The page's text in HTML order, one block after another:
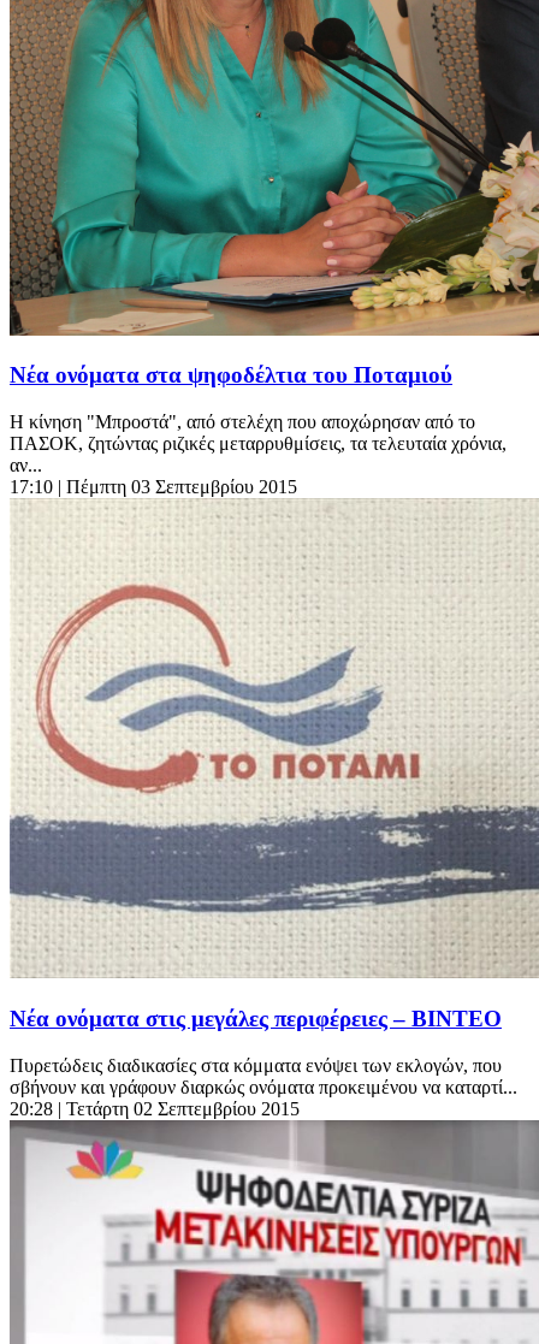
Νέα ονόματα στα ψηφοδέλτια του Ποταμιού
Η κίνηση "Μπροστά", από στελέχη που αποχώρησαν από το
ΠΑΣΟΚ, ζητώντας ριζικές μεταρρυθμίσεις, τα τελευταία χρόνια,
αν...
17:10 | Πέμπτη 03 Σεπτεμβρίου 2015
Νέα ονόματα στις μεγάλες περιφέρειες – ΒΙΝΤΕΟ
Πυρετώδεις διαδικασίες στα κόμματα ενόψει των εκλογών, που
σβήνουν και γράφουν διαρκώς ονόματα προκειμένου να καταρτί...
20:28 | Τετάρτη 02 Σεπτεμβρίου 2015